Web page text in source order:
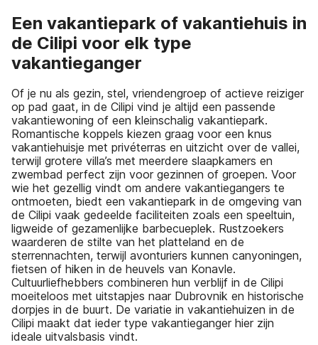
Een vakantiepark of vakantiehuis in
de Cilipi voor elk type
vakantieganger
Of je nu als gezin, stel, vriendengroep of actieve reiziger
op pad gaat, in de Cilipi vind je altijd een passende
vakantiewoning of een kleinschalig vakantiepark.
Romantische koppels kiezen graag voor een knus
vakantiehuisje met privéterras en uitzicht over de vallei,
terwijl grotere villa’s met meerdere slaapkamers en
zwembad perfect zijn voor gezinnen of groepen. Voor
wie het gezellig vindt om andere vakantiegangers te
ontmoeten, biedt een vakantiepark in de omgeving van
de Cilipi vaak gedeelde faciliteiten zoals een speeltuin,
ligweide of gezamenlijke barbecueplek. Rustzoekers
waarderen de stilte van het platteland en de
sterrennachten, terwijl avonturiers kunnen canyoningen,
fietsen of hiken in de heuvels van Konavle.
Cultuurliefhebbers combineren hun verblijf in de Cilipi
moeiteloos met uitstapjes naar Dubrovnik en historische
dorpjes in de buurt. De variatie in vakantiehuizen in de
Cilipi maakt dat ieder type vakantieganger hier zijn
ideale uitvalsbasis vindt.